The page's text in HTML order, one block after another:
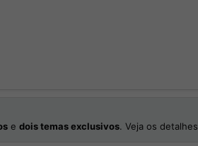
e dois temas exclusivos. Veja os detalhes